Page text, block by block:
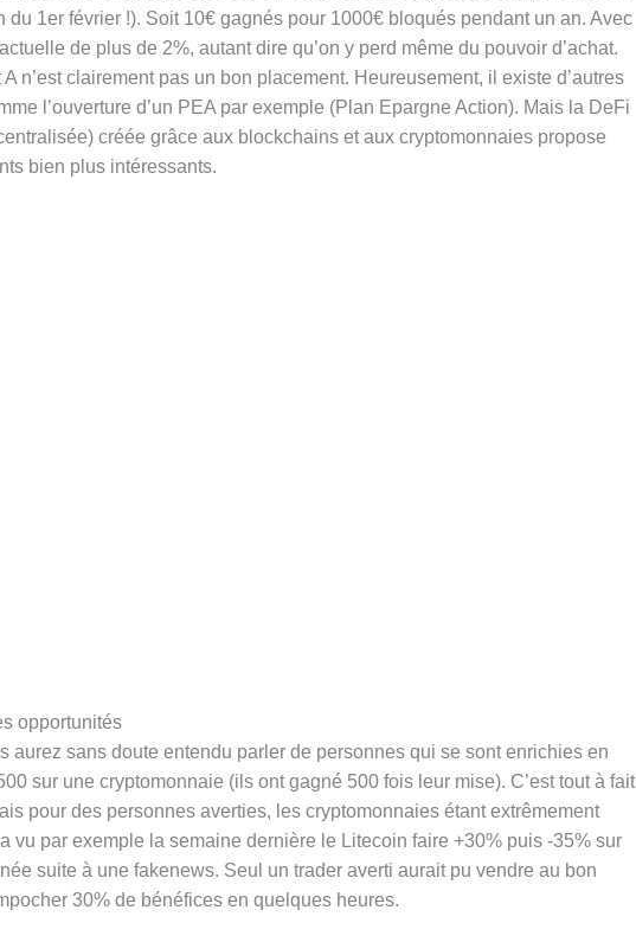
du 1er février !). Soit 10€ gagnés pour 1000€ bloqués pendant un an. Avec
de plus de 2%, autant dire qu’on y perd même du pouvoir d’achat.
A n’est clairement pas un bon placement. Heureusement, il existe d’autres
l’ouverture d’un PEA par exemple (Plan Epargne Action). Mais la DeFi
créée grâce aux blockchains et aux cryptomonnaies propose
bien plus intéressants.
opportunités
aurez sans doute entendu parler de personnes qui se sont enrichies en
sur une cryptomonnaie (ils ont gagné 500 fois leur mise). C’est tout à fait
pour des personnes averties, les cryptomonnaies étant extrêmement
vu par exemple la semaine dernière le Litecoin faire +30% puis -35% sur
suite à une fakenews. Seul un trader averti aurait pu vendre au bon
30% de bénéfices en quelques heures.